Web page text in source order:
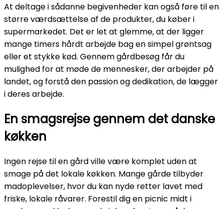
At deltage i sådanne begivenheder kan også føre til en
større værdsættelse af de produkter, du køber i
supermarkedet. Det er let at glemme, at der ligger
mange timers hårdt arbejde bag en simpel grøntsag
eller et stykke kød. Gennem gårdbesøg får du
mulighed for at møde de mennesker, der arbejder på
landet, og forstå den passion og dedikation, de lægger
i deres arbejde.
En smagsrejse gennem det danske
køkken
Ingen rejse til en gård ville være komplet uden at
smage på det lokale køkken. Mange gårde tilbyder
madoplevelser, hvor du kan nyde retter lavet med
friske, lokale råvarer. Forestil dig en picnic midt i